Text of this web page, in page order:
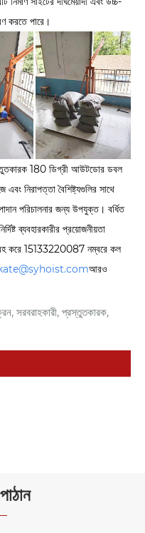
করতে পারে।
180 ডিগ্রী আউটডোর ডবল
নিরাপত্তা বৈশিষ্ট্যগুলির সাথে
পরিচালনার জন্য উপযুক্ত। বর্ধিত
ব্যবহারকারীর প্রয়োজনীয়তা
করে 15133220087 নম্বরে কল
আরও
সরবরাহকারী, প্রস্তুতকারক,